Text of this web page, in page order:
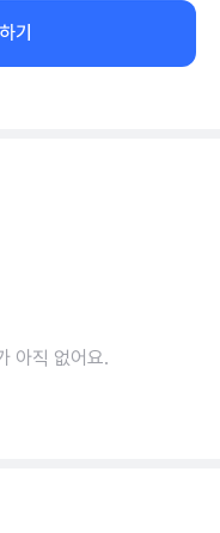
기
아직 없어요.